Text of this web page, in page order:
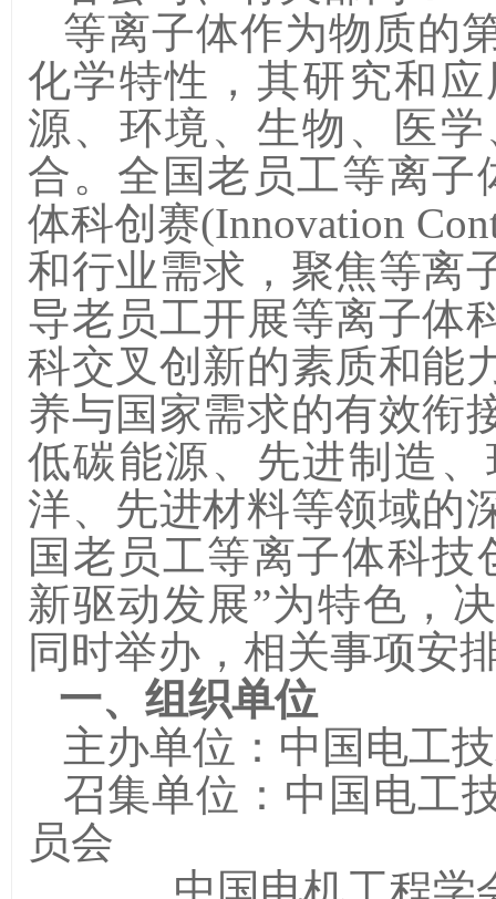
等离子体作为物质的
化学特性，其研究和
源、环境、生物、医
合。全国老员工等离
体科创赛(Innovation
和行业需求，聚焦等离
导老员工开展等离子体
科交叉创新的素质和能
养与国家需求的有效衔
低碳能源、先进制造
洋、先进材料等领域的
国老员工等离子体科技
新驱动发展”为特色，
同时举办，相关事项安
一、组织单位
主办单位：中国电工
召集单位：中国电工
员会